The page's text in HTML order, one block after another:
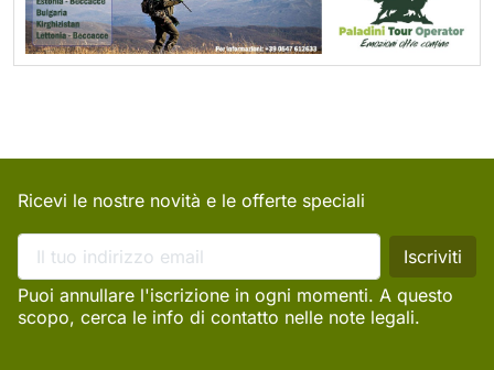
Ricevi le nostre novità e le offerte speciali
Puoi annullare l'iscrizione in ogni momenti. A questo
scopo, cerca le info di contatto nelle note legali.